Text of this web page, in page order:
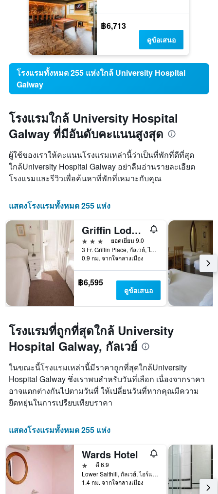
฿6,713
ดูข้อเสนอ
โรงแรมทั้งหมด 255 แห่งใกล้ University Hospital
Galway
โรงแรมใกล้ University Hospital
Galway ที่มีอันดับคะแนนสูงสุด
ผู้ใช้ของเราให้คะแนนโรงแรมเหล่านี้ว่าเป็นที่พักที่ดีที่สุด
ใกล้University Hospital Galway อย่าลืมอ่านรายละเอียด
โรงแรมและรีวิวเพื่อค้นหาที่พักที่เหมาะกับคุณ
แสดงโรงแรมทั้งหมด 255 แห่ง
Griffin Lodge Guesthouse
3 ดาว
ยอดเยี่ยม 9.0
3 Fr. Griffin Place, กัลเวย์, ไอร์แลนด์
0.9 กม. จากใจกลางเมือง
฿6,595
ดูข้อเสนอ
โรงแรมที่ถูกที่สุดใกล้ University
Hospital Galway, กัลเวย์
ในขณะนี้โรงแรมเหล่านี้มีราคาถูกที่สุดใกล้University
Hospital Galway ซึ่งเราพบสำหรับวันที่เลือก เนื่องจากราคา
อาจแตกต่างกันไปตามวันที่ ให้เปลี่ยนวันที่หากคุณมีความ
ยืดหยุ่นในการเปรียบเทียบราคา
แสดงโรงแรมทั้งหมด 255 แห่ง
Wards Hotel
1 ดาวดี 6.9
Lower Salthill, กัลเวย์, ไอร์แลนด์
1.4 กม. จากใจกลางเมือง